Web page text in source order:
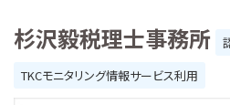
杉沢毅税理士事務所
TKCモニタリング情報サービス利用